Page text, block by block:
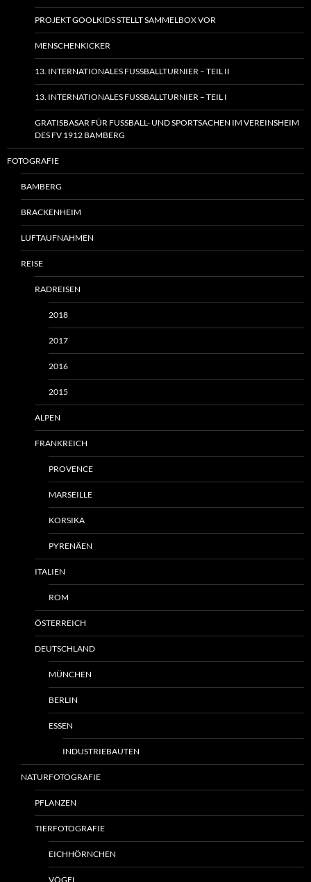
PROJEKT GOOLKIDS STELLT SAMMELBOX VOR
MENSCHENKICKER
13. INTERNATIONALES FUSSBALLTURNIER – TEIL II
13. INTERNATIONALES FUSSBALLTURNIER – TEIL I
GRATISBASAR FÜR FUSSBALL- UND SPORTSACHEN IM VEREINSHEIM
DES FV 1912 BAMBERG
FOTOGRAFIE
BAMBERG
BRACKENHEIM
LUFTAUFNAHMEN
REISE
RADREISEN
2018
2017
2016
2015
ALPEN
FRANKREICH
PROVENCE
MARSEILLE
KORSIKA
PYRENÄEN
ITALIEN
ROM
ÖSTERREICH
DEUTSCHLAND
MÜNCHEN
BERLIN
ESSEN
INDUSTRIEBAUTEN
NATURFOTOGRAFIE
PFLANZEN
TIERFOTOGRAFIE
EICHHÖRNCHEN
VÖGEL